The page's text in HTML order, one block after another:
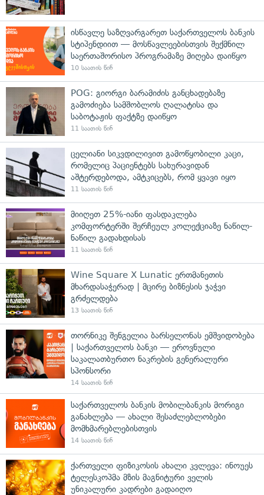
ისწავლე საზღვარგარეთ საქართველოს ბანკის
სტიპენდიით — მოსწავლეებისთვის შექმნილ
საერთაშორისო პროგრამაზე მიღება დაიწყო
10 საათის წინ
POG: გიორგი ბარამიძის განცხადებაზე
გამოძიება სამშობლოს ღალატისა და
საბოტაჟის ფაქტზე დაიწყო
11 საათის წინ
ცელიანი სიკვდილივით გამოწყობილი კაცი,
რომელიც პაციენტებს სახურავიდან
აშტერდებოდა, ამტკიცებს, რომ ყვავი იყო
11 საათის წინ
მიიღეთ 25%-იანი ფასდაკლება
კომფორტერში შერჩეულ კოლექციაზე ნაწილ-
ნაწილ გადახდისას
11 საათის წინ
Wine Square X Lunatic ერთმანეთის
მხარდასაჭერად | მცირე ბიზნესის ჯაჭვი
გრძელდება
13 საათის წინ
თორნიკე შენგელია ბარსელონას ემშვიდობება
| საქართველოს ბანკი — ეროვნული
საკალათბურთო ნაკრების გენერალური
სპონსორი
14 საათის წინ
საქართველოს ბანკის მობილბანკის მორიგი
განახლება — ახალი შესაძლებლობები
მომხმარებლებისთვის
14 საათის წინ
ქართველი ფიზიკოსის ახალი კვლევა: ინოუეს
ტელესკოპმა მზის მაგნიტური ველის
უნიკალური კადრები გადაიღო